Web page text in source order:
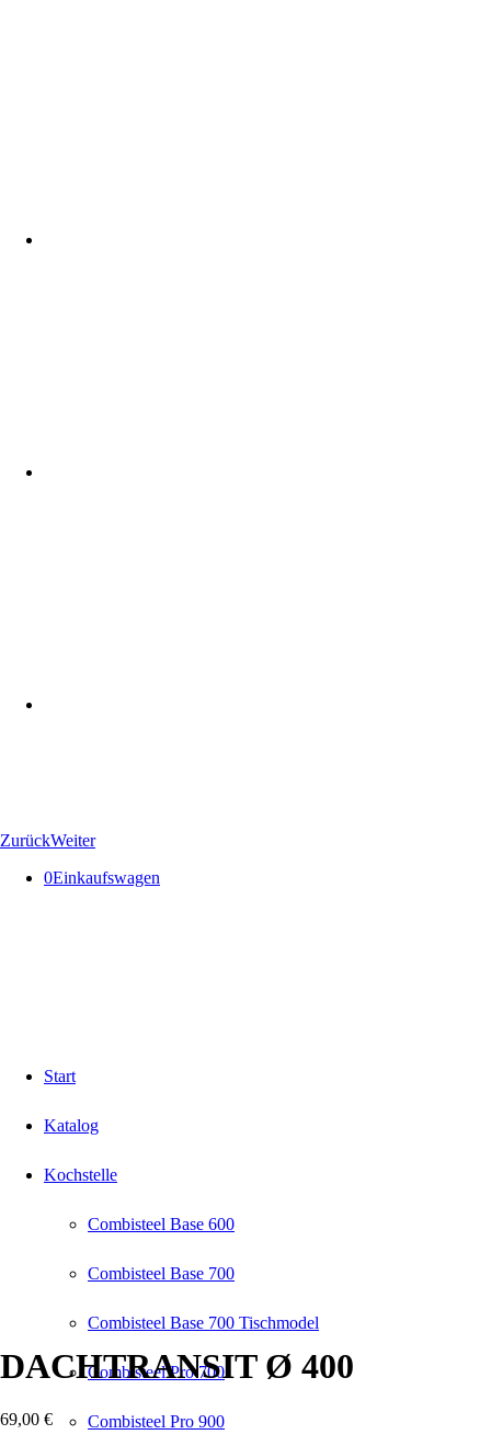
ZurückWeiter
0Einkaufswagen
Start
Katalog
Kochstelle
Combisteel Base 600
Combisteel Base 700
Combisteel Base 700 Tischmodel
Combisteel Pro 700
Combisteel Pro 900
DACHTRANSIT Ø 400
69,00 €